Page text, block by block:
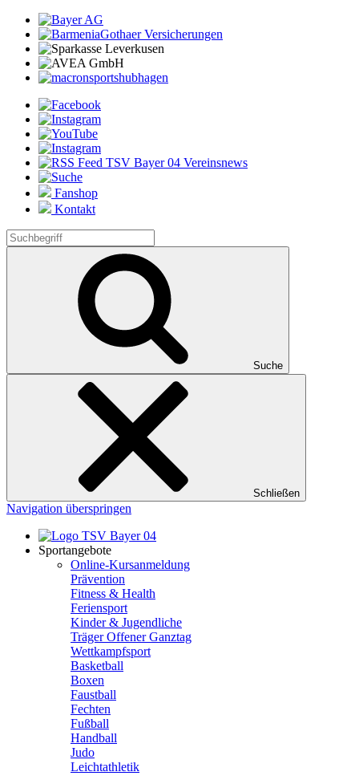
Fanshop
Kontakt
Suche
Schließen
Navigation überspringen
Sportangebote
Online-Kursanmeldung
Prävention
Fitness & Health
Feriensport
Kinder & Jugendliche
Träger Offener Ganztag
Wettkampfsport
Basketball
Boxen
Faustball
Fechten
Fußball
Handball
Judo
Leichtathletik